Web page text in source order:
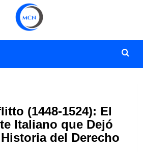
(1448-1524): El
Italiano que Dejó
del Derecho